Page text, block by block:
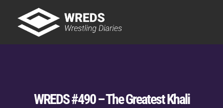
content
WREDS #490 – The Greatest Khali